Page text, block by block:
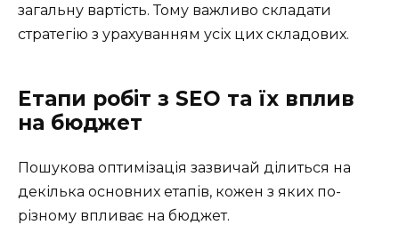
загальну вартість. Тому важливо складати
стратегію з урахуванням усіх цих складових.
Етапи робіт з SEO та їх вплив
на бюджет
Пошукова оптимізація зазвичай ділиться на
декілька основних етапів, кожен з яких по-
різному впливає на бюджет.